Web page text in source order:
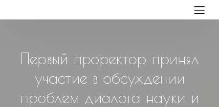
Первый проректор принял
участие в обсуждении
проблем диалога науки и